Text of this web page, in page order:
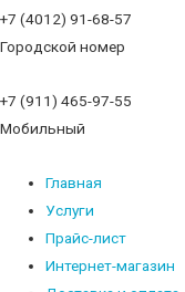
+7 (4012) 91-68-57
Городской номер
+7 (911) 465-97-55
Мобильный
Главная
Услуги
Прайс-лист
Интернет-магазин